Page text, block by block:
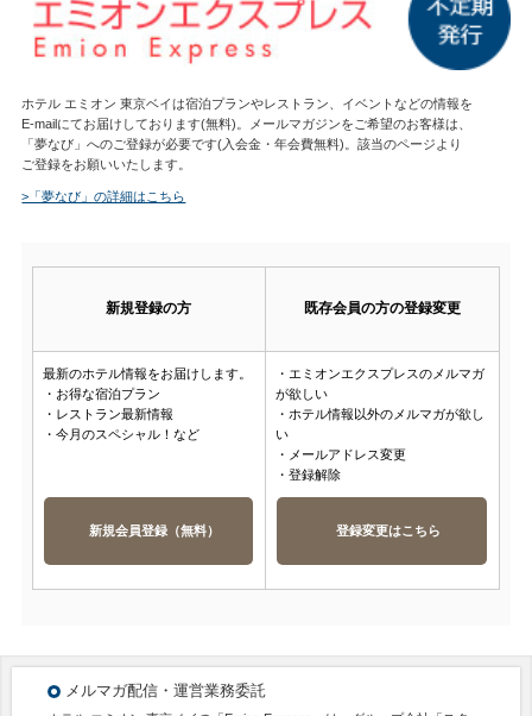
ホテル エミオン 東京ベイは宿泊プランやレストラン、イベントなどの情報を
E-mailにてお届けしております(無料)。メールマガジンをご希望のお客様は、
「夢なび」へのご登録が必要です(入会金・年会費無料)。該当のページより
ご登録をお願いいたします。
>「夢なび」の詳細はこちら
新規登録の方 既存会員の方の登録変更
最新のホテル情報をお届けします。
・お得な宿泊プラン
・レストラン最新情報
・今月のスペシャル！など
・エミオンエクスプレスのメルマガ
が欲しい
・ホテル情報以外のメルマガが欲し
い
・メールアドレス変更
・登録解除
新規会員登録（無料） 登録変更はこちら
メルマガ配信・運営業務委託